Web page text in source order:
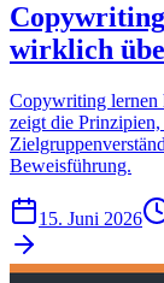
wirklich
Copywriting lernen
zeigt die
Beweisführung.
15. Juni 2026